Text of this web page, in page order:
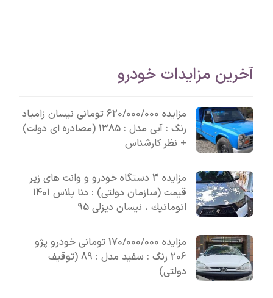
آخرین مزایدات خودرو
مزایده 620/000/000 تومانی نیسان زامیاد
رنگ : آبی مدل : 1385 (مصادره ای دولت)
+ نظر کارشناس
مزایده 3 دستگاه خودرو و وانت های زیر
قیمت (سازمان دولتی) : دنا پلاس 1401
اتوماتيك ، نیسان دیزلی 95
مزایده 170/000/000 تومانی خودرو پژو
206 رنگ : سفید مدل : 89 (توقیف
دولتی)